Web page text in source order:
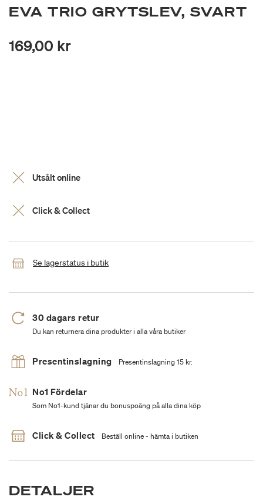
EVA TRIO GRYTSLEV, SVART
169,00 kr
Utsålt online
Click & Collect
Se lagerstatus i butik
30 dagars retur
Du kan returnera dina produkter i alla våra butiker
Presentinslagning Presentinslagning 15 kr.
No1 Fördelar
Som No1-kund tjänar du bonuspoäng på alla dina köp
Click & Collect Beställ online - hämta i butiken
DETALJER